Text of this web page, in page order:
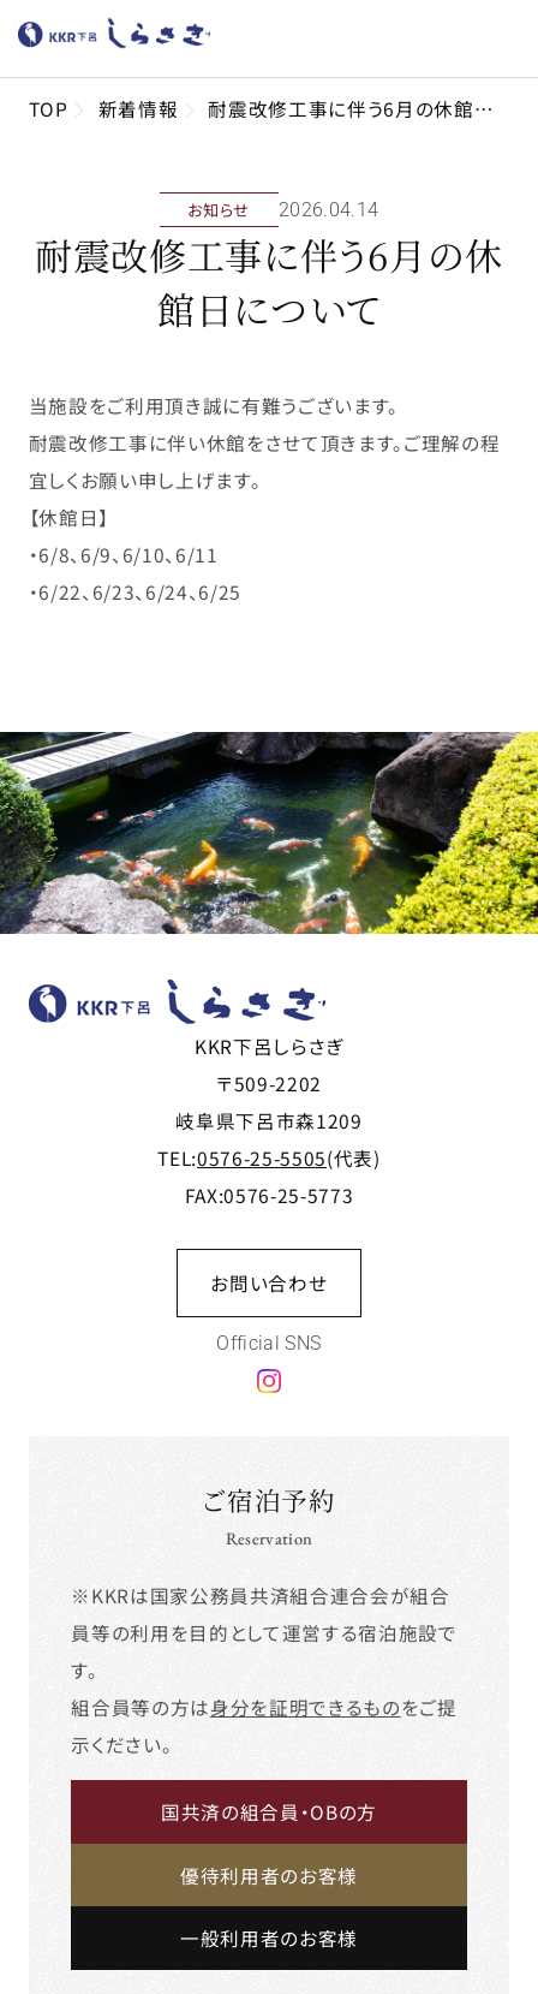
TOP 新着情報 耐震改修工事に伴う6月の休館日について
耐震改修工事に伴う6月の休
館日について
2026年04月14日
お知らせ
当施設をご利用頂き誠に有難うございます。
耐震改修工事に伴い休館をさせて頂きます。ご理解の程
宜しくお願い申し上げます。
【休館日】
・6/8、6/9、6/10、6/11
・6/22、6/23、6/24、6/25
KKR下呂しらさぎ
〒509-2202
岐阜県下呂市森1209
TEL:0576-25-5505(代表)
FAX:0576-25-5773
お問い合わせ
Official SNS
ご宿泊予約
Reservation
※KKRは国家公務員共済組合連合会が組合
員等の利用を目的として運営する宿泊施設で
す。
組合員等の方は身分を証明できるものをご提
示ください。
国共済の組合員・OBの方
優待利用者のお客様
一般利用者のお客様